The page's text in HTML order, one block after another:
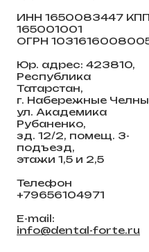
ИНН 1650083447 КПП
165001001
ОГРН
Юр. адрес: 423810,
Республика
Татарстан,
г. Набережные
ул. Академика
Рубаненко,
зд. 12/2, помещ. 3-
подъезд,
этажи 1,5 и 2,5
Телефон
+79656104971
E-mail:
info@dental-forte.ru